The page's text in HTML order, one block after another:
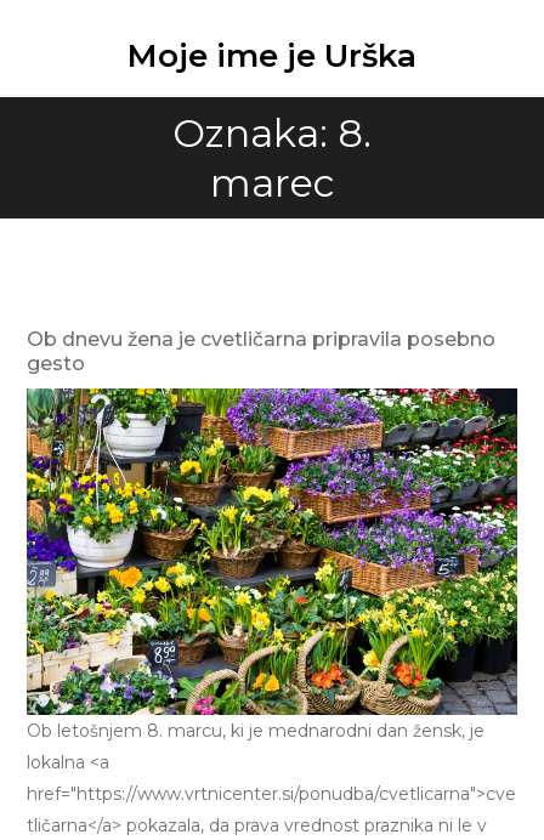
Moje ime je Urška
Oznaka: 8.
marec
Ob dnevu žena je cvetličarna pripravila posebno
gesto
Ob letošnjem 8. marcu, ki je mednarodni dan žensk, je
lokalna <a
href="https://www.vrtnicenter.si/ponudba/cvetlicarna">cve
tličarna</a> pokazala, da prava vrednost praznika ni le v